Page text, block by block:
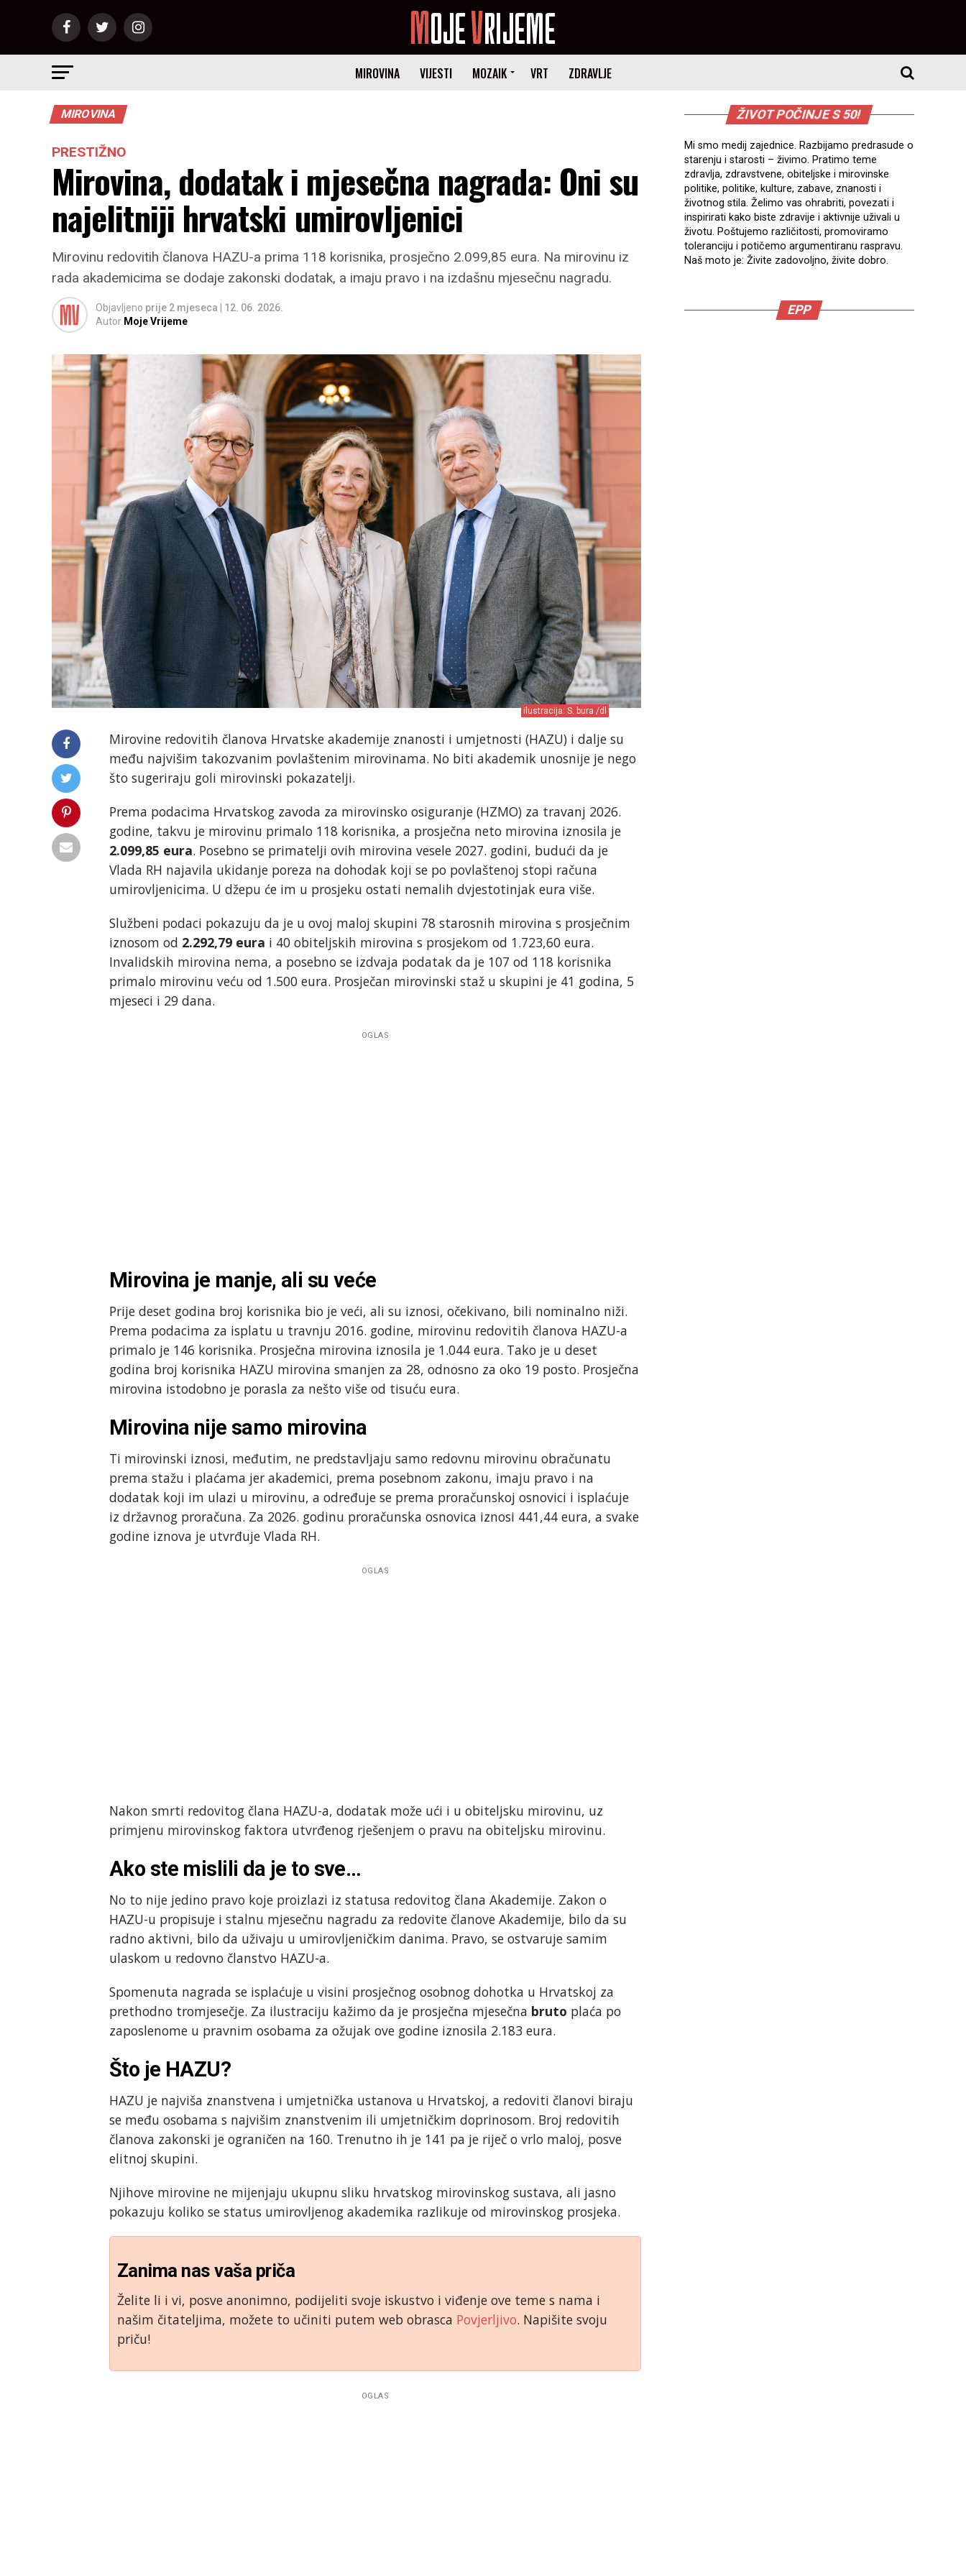
MIROVINA VIJESTI MOZAIK VRT ZDRAVLJE
MIROVINA
PRESTIŽNO
Mirovina, dodatak i mjesečna nagrada: Oni su
najelitniji hrvatski umirovljenici
Mirovinu redovitih članova HAZU-a prima 118 korisnika, prosječno 2.099,85 eura. Na mirovinu iz
rada akademicima se dodaje zakonski dodatak, a imaju pravo i na izdašnu mjesečnu nagradu.
Objavljeno prije 2 mjeseca
12. 06. 2026.
Autor Moje Vrijeme
ilustracija: S. bura /dl
Mirovine redovitih članova Hrvatske akademije znanosti i umjetnosti (HAZU) i dalje su
među najvišim takozvanim povlaštenim mirovinama. No biti akademik unosnije je nego
što sugeriraju goli mirovinski pokazatelji.
Prema podacima Hrvatskog zavoda za mirovinsko osiguranje (HZMO) za travanj 2026.
godine, takvu je mirovinu primalo 118 korisnika, a prosječna neto mirovina iznosila je
2.099,85 eura. Posebno se primatelji ovih mirovina vesele 2027. godini, budući da je
Vlada RH najavila ukidanje poreza na dohodak koji se po povlaštenoj stopi računa
umirovljenicima. U džepu će im u prosjeku ostati nemalih dvjestotinjak eura više.
Službeni podaci pokazuju da je u ovoj maloj skupini 78 starosnih mirovina s prosječnim
iznosom od 2.292,79 eura i 40 obiteljskih mirovina s prosjekom od 1.723,60 eura.
Invalidskih mirovina nema, a posebno se izdvaja podatak da je 107 od 118 korisnika
primalo mirovinu veću od 1.500 eura. Prosječan mirovinski staž u skupini je 41 godina, 5
mjeseci i 29 dana.
OGLAS
Mirovina je manje, ali su veće
Prije deset godina broj korisnika bio je veći, ali su iznosi, očekivano, bili nominalno niži.
Prema podacima za isplatu u travnju 2016. godine, mirovinu redovitih članova HAZU-a
primalo je 146 korisnika. Prosječna mirovina iznosila je 1.044 eura. Tako je u deset
godina broj korisnika HAZU mirovina smanjen za 28, odnosno za oko 19 posto. Prosječna
mirovina istodobno je porasla za nešto više od tisuću eura.
Mirovina nije samo mirovina
Ti mirovinski iznosi, međutim, ne predstavljaju samo redovnu mirovinu obračunatu
prema stažu i plaćama jer akademici, prema posebnom zakonu, imaju pravo i na
dodatak koji im ulazi u mirovinu, a određuje se prema proračunskoj osnovici i isplaćuje
iz državnog proračuna. Za 2026. godinu proračunska osnovica iznosi 441,44 eura, a svake
godine iznova je utvrđuje Vlada RH.
OGLAS
Nakon smrti redovitog člana HAZU-a, dodatak može ući i u obiteljsku mirovinu, uz
primjenu mirovinskog faktora utvrđenog rješenjem o pravu na obiteljsku mirovinu.
Ako ste mislili da je to sve…
No to nije jedino pravo koje proizlazi iz statusa redovitog člana Akademije. Zakon o
HAZU-u propisuje i stalnu mjesečnu nagradu za redovite članove Akademije, bilo da su
radno aktivni, bilo da uživaju u umirovljeničkim danima. Pravo, se ostvaruje samim
ulaskom u redovno članstvo HAZU-a.
Spomenuta nagrada se isplaćuje u visini prosječnog osobnog dohotka u Hrvatskoj za
prethodno tromjesečje. Za ilustraciju kažimo da je prosječna mjesečna bruto plaća po
zaposlenome u pravnim osobama za ožujak ove godine iznosila 2.183 eura.
Što je HAZU?
HAZU je najviša znanstvena i umjetnička ustanova u Hrvatskoj, a redoviti članovi biraju
se među osobama s najvišim znanstvenim ili umjetničkim doprinosom. Broj redovitih
članova zakonski je ograničen na 160. Trenutno ih je 141 pa je riječ o vrlo maloj, posve
elitnoj skupini.
Njihove mirovine ne mijenjaju ukupnu sliku hrvatskog mirovinskog sustava, ali jasno
pokazuju koliko se status umirovljenog akademika razlikuje od mirovinskog prosjeka.
Zanima nas vaša priča
Želite li i vi, posve anonimno, podijeliti svoje iskustvo i viđenje ove teme s nama i
našim čitateljima, možete to učiniti putem web obrasca Povjerljivo. Napišite svoju
priču!
OGLAS
ŽIVOT POČINJE S 50!
Mi smo medij zajednice. Razbijamo predrasude o
starenju i starosti – živimo. Pratimo teme
zdravlja, zdravstvene, obiteljske i mirovinske
politike, politike, kulture, zabave, znanosti i
životnog stila. Želimo vas ohrabriti, povezati i
inspirirati kako biste zdravije i aktivnije uživali u
životu. Poštujemo različitosti, promoviramo
toleranciju i potičemo argumentiranu raspravu.
Naš moto je: Živite zadovoljno, živite dobro.
EPP